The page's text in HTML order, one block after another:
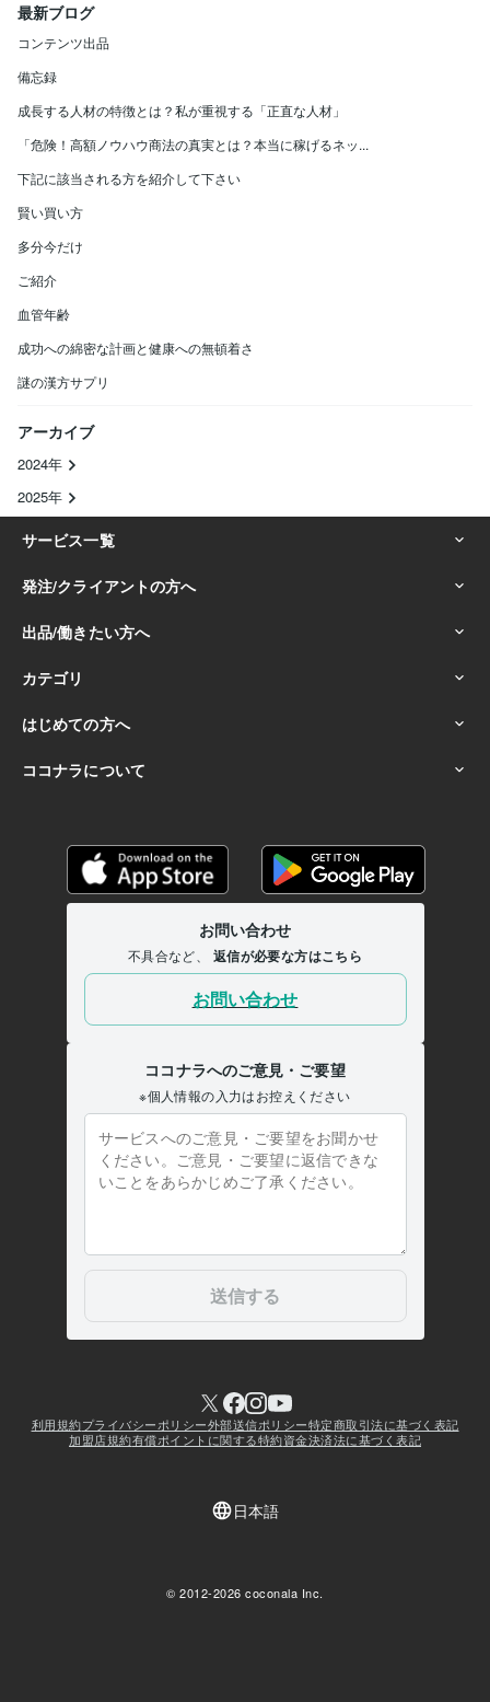
最新ブログ
コンテンツ出品
備忘録
成長する人材の特徴とは？私が重視する「正直な人材」
「危険！高額ノウハウ商法の真実とは？本当に稼げるネッ...
下記に該当される方を紹介して下さい
賢い買い方
多分今だけ
ご紹介
血管年齢
成功への綿密な計画と健康への無頓着さ
謎の漢方サプリ
アーカイブ
2024年
2025年